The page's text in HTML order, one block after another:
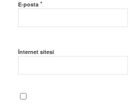
E-posta *
İnternet sitesi